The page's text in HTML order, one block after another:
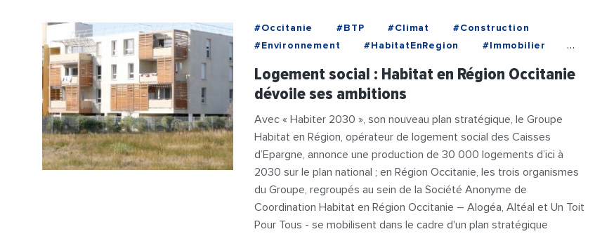
#Occitanie #BTP #Climat
#Construction
#Environnement
#HabitatEnRegion
#Immobilier
Logement social : Habitat en Région Occitanie
dévoile ses ambitions
Avec « Habiter 2030 », son nouveau plan stratégique, le Groupe
Habitat en Région, opérateur de logement social des Caisses
d’Epargne, annonce une production de 30 000 logements d’ici à
2030 sur le plan national ; en Région Occitanie, les trois organismes
du Groupe, regroupés au sein de la Société Anonyme de
Coordination Habitat en Région Occitanie – Alogéa, Altéal et Un Toit
Pour Tous - se mobilisent dans le cadre d'un plan stratégique